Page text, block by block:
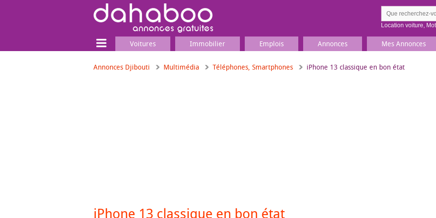
Location voiture,
Voitures Immobilier Emplois Annonces Mes Annonces
Annonces Djibouti Multimédia Téléphones, Smartphones iPhone 13 classique en bon état
iPhone 13 classique en bon état